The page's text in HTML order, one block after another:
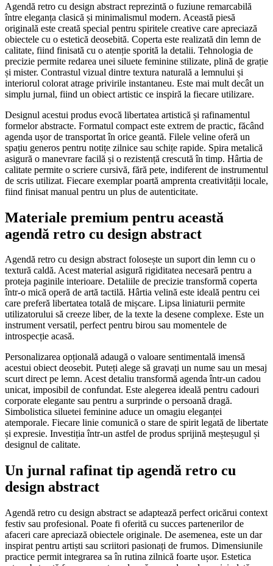
Agendă retro cu design abstract reprezintă o fuziune remarcabilă
între eleganța clasică și minimalismul modern. Această piesă
originală este creată special pentru spiritele creative care apreciază
obiectele cu o estetică deosebită. Coperta este realizată din lemn de
calitate, fiind finisată cu o atenție sporită la detalii. Tehnologia de
precizie permite redarea unei siluete feminine stilizate, plină de grație
și mister. Contrastul vizual dintre textura naturală a lemnului și
interiorul colorat atrage privirile instantaneu. Este mai mult decât un
simplu jurnal, fiind un obiect artistic ce inspiră la fiecare utilizare.
Designul acestui produs evocă libertatea artistică și rafinamentul
formelor abstracte. Formatul compact este extrem de practic, făcând
agenda ușor de transportat în orice geantă. Filele veline oferă un
spațiu generos pentru notițe zilnice sau schițe rapide. Spira metalică
asigură o manevrare facilă și o rezistență crescută în timp. Hârtia de
calitate permite o scriere cursivă, fără pete, indiferent de instrumentul
de scris utilizat. Fiecare exemplar poartă amprenta creativității locale,
fiind finisat manual pentru un plus de autenticitate.
Materiale premium pentru această
agendă retro cu design abstract
Agendă retro cu design abstract folosește un suport din lemn cu o
textură caldă. Acest material asigură rigiditatea necesară pentru a
proteja paginile interioare. Detaliile de precizie transformă coperta
într-o mică operă de artă tactilă. Hârtia velină este ideală pentru cei
care preferă libertatea totală de mișcare. Lipsa liniaturii permite
utilizatorului să creeze liber, de la texte la desene complexe. Este un
instrument versatil, perfect pentru birou sau momentele de
introspecție acasă.
Personalizarea opțională adaugă o valoare sentimentală imensă
acestui obiect deosebit. Puteți alege să gravați un nume sau un mesaj
scurt direct pe lemn. Acest detaliu transformă agenda într-un cadou
unicat, imposibil de confundat. Este alegerea ideală pentru cadouri
corporate elegante sau pentru a surprinde o persoană dragă.
Simbolistica siluetei feminine aduce un omagiu eleganței
atemporale. Fiecare linie comunică o stare de spirit legată de libertate
și expresie. Investiția într-un astfel de produs sprijină meșteșugul și
designul de calitate.
Un jurnal rafinat tip agendă retro cu
design abstract
Agendă retro cu design abstract se adaptează perfect oricărui context
festiv sau profesional. Poate fi oferită cu succes partenerilor de
afaceri care apreciază obiectele originale. De asemenea, este un dar
inspirat pentru artiști sau scriitori pasionați de frumos. Dimensiunile
practice permit integrarea sa în rutina zilnică foarte ușor. Estetica